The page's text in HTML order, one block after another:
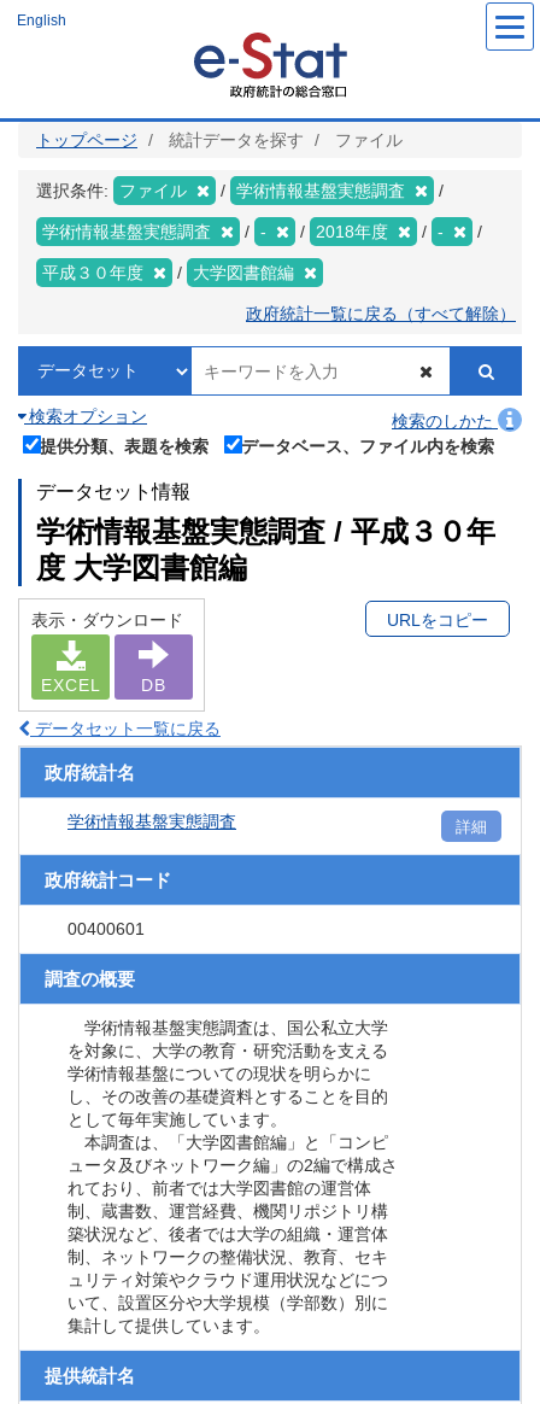
ツ
English
トップページ 統計データを探す ファイル
選択条件: ファイル 学術情報基盤実態調査
学術情報基盤実態調査 - 2018年度 -
平成３０年度 大学図書館編
政府統計一覧に戻る（すべて解除）
検索オプション
検索のしかた
提供分類、表題を検索
データベース、ファイル内を検索
データセット情報
学術情報基盤実態調査 / 平成３０年
度 大学図書館編
表示・ダウンロード
EXCEL DB
URLをコピー
データセット一覧に戻る
政府統計名
学術情報基盤実態調査 詳細
政府統計コード
00400601
調査の概要
学術情報基盤実態調査は、国公私立大学
を対象に、大学の教育・研究活動を支える
学術情報基盤についての現状を明らかに
し、その改善の基礎資料とすることを目的
として毎年実施しています。
本調査は、「大学図書館編」と「コンピ
ュータ及びネットワーク編」の2編で構成さ
れており、前者では大学図書館の運営体
制、蔵書数、運営経費、機関リポジトリ構
築状況など、後者では大学の組織・運営体
制、ネットワークの整備状況、教育、セキ
ュリティ対策やクラウド運用状況などにつ
いて、設置区分や大学規模（学部数）別に
集計して提供しています。
提供統計名